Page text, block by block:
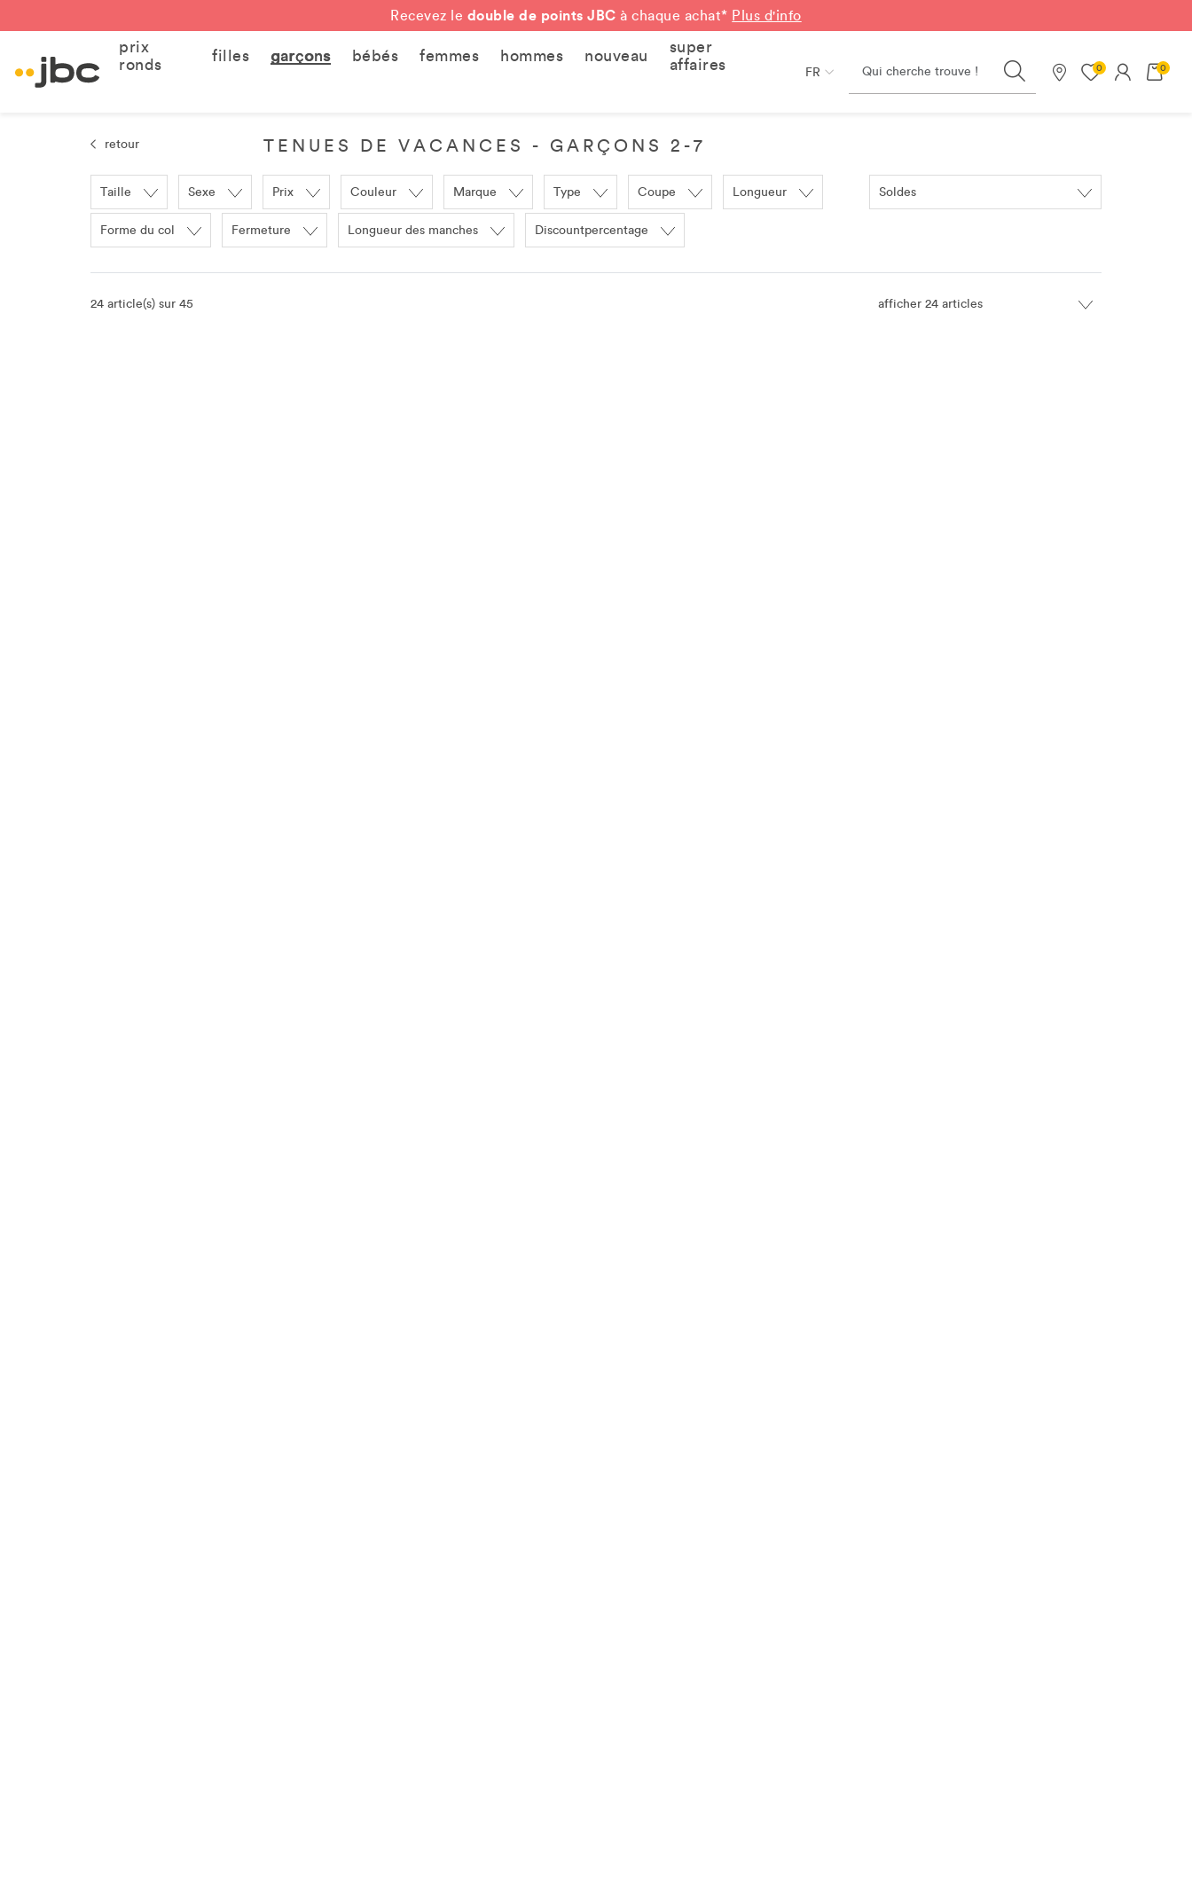
Recevez le double de points JBC à chaque achat* Plus d'info
prix
ronds
filles garçons bébés femmes hommes nouveau
super
affaires
FR Search
Nos magasins
0 0
retour TENUES DE VACANCES - GARÇONS 2-7
Taille Sexe Prix Couleur Marque Type Coupe Longueur
Forme du col Fermeture Longueur des manches Discountpercentage
24 article(s) sur 45